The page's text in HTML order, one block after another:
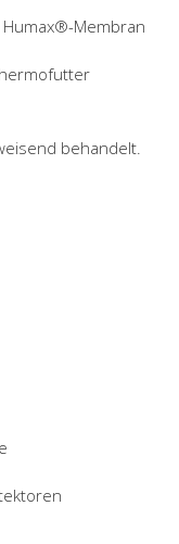
Membran
behandelt.